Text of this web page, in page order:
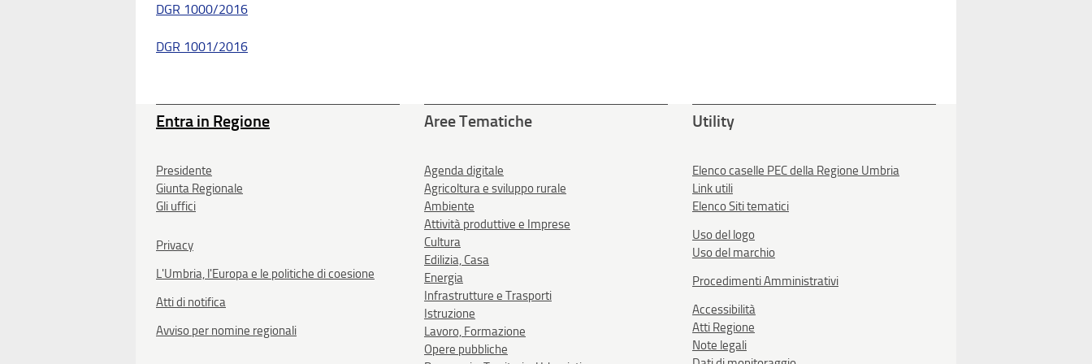
DGR 1000/2016
DGR 1001/2016
Entra in Regione
Presidente
Giunta Regionale
Gli uffici
Privacy
L'Umbria, l'Europa e le politiche di coesione
Atti di notifica
Avviso per nomine regionali
Aree Tematiche
Agenda digitale
Agricoltura e sviluppo rurale
Ambiente
Attività produttive e Imprese
Cultura
Edilizia, Casa
Energia
Infrastrutture e Trasporti
Istruzione
Lavoro, Formazione
Opere pubbliche
Utility
Elenco caselle PEC della Regione Umbria
Link utili
Elenco Siti tematici
Uso del logo
Uso del marchio
Procedimenti Amministrativi
Accessibilità
Atti Regione
Note legali